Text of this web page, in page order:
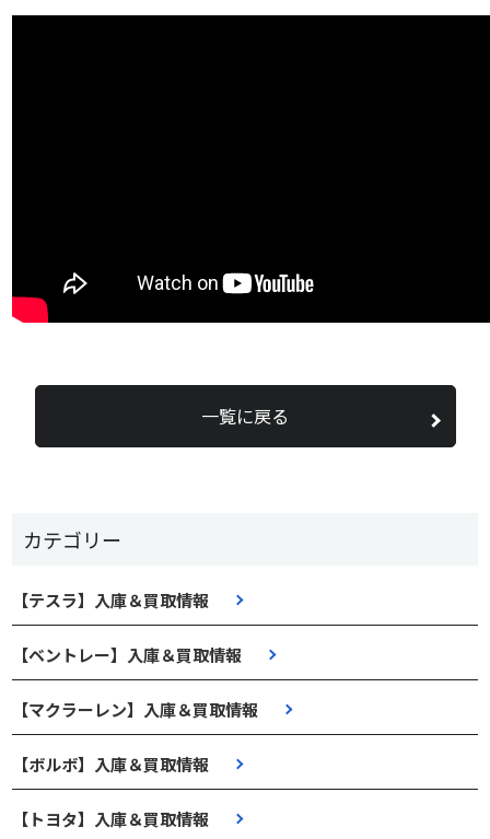
カテゴリー
【テスラ】入庫＆買取情報
【ベントレー】入庫＆買取情報
【マクラーレン】入庫＆買取情報
【ボルボ】入庫＆買取情報
【トヨタ】入庫＆買取情報
一覧に戻る